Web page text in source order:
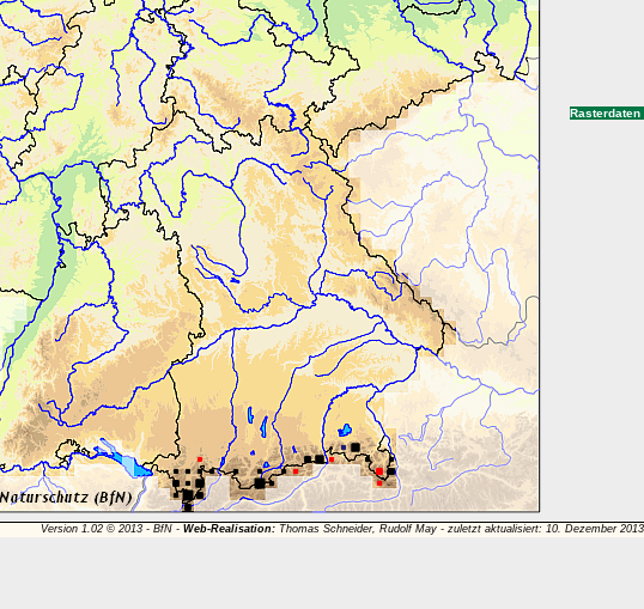
Rasterdaten
Version 1.02 © 2013 - BfN - Web-Realisation: Thomas Schneider, Rudolf May - zuletzt aktualisiert: 10. Dezember